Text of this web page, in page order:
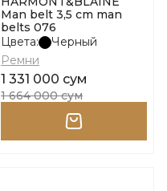
Man belt 3,5 cm man
belts 076
Цвета:
Черный
Ремни
1 331 000 сум
1 664 000 сум